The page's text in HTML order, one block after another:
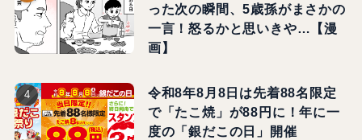
った次の瞬間、5歳孫がまさかの
一言！怒るかと思いきや…【漫
画】
令和8年8月8日は先着88名限定
で「たこ焼」が88円に！年に一
度の「銀だこの日」開催